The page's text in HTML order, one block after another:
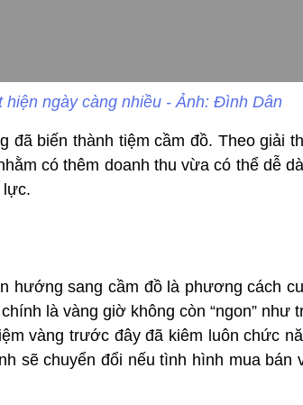
ngày càng nhiều - Ảnh: Đình Dân
đã biến thành tiệm cầm đồ. Theo giải
có thêm doanh thu vừa có thể dễ
lực.
hướng sang cầm đồ là phương cách
là vàng giờ không còn “ngon” như
vàng trước đây đã kiêm luôn chức
sẽ chuyển đổi nếu tình hình mua bán